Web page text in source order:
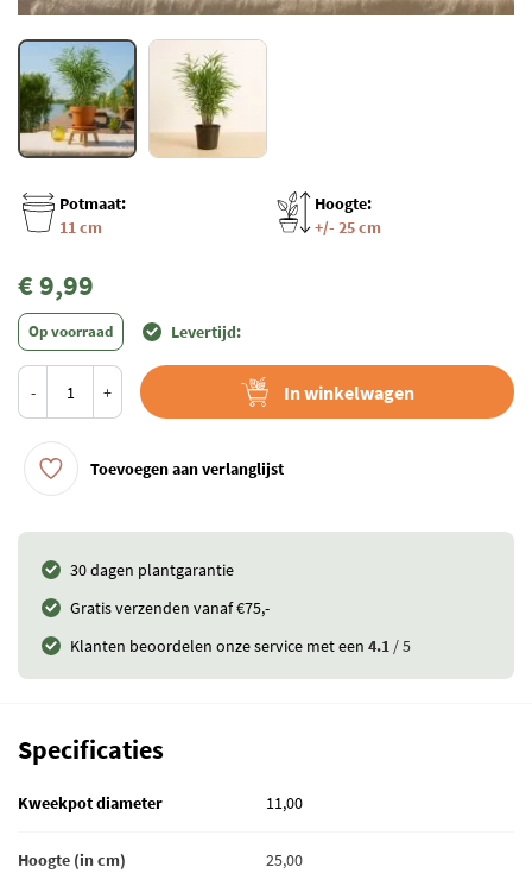
Potmaat:
11 cm
Hoogte:
+/- 25 cm
€ 9,99
- + In winkelwagen
Toevoegen aan verlanglijst
Op voorraad Levertijd:
30 dagen plantgarantie
Gratis verzenden vanaf €75,-
Klanten beoordelen onze service met een4.1 / 5
Specificaties
Kweekpot diameter 11,00
Hoogte (in cm) 25,00